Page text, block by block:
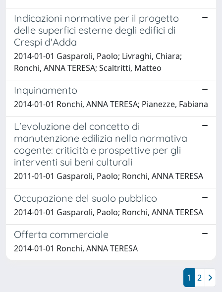
Indicazioni normative per il progetto
delle superfici esterne degli edifici di
Crespi d'Adda
2014-01-01 Gasparoli, Paolo; Livraghi, Chiara;
Ronchi, ANNA TERESA; Scaltritti, Matteo
Inquinamento
2014-01-01 Ronchi, ANNA TERESA; Pianezze, Fabiana
L'evoluzione del concetto di
manutenzione edilizia nella normativa
cogente: criticità e prospettive per gli
interventi sui beni culturali
2011-01-01 Gasparoli, Paolo; Ronchi, ANNA TERESA
Occupazione del suolo pubblico
2014-01-01 Gasparoli, Paolo; Ronchi, ANNA TERESA
Offerta commerciale
2014-01-01 Ronchi, ANNA TERESA
1 2